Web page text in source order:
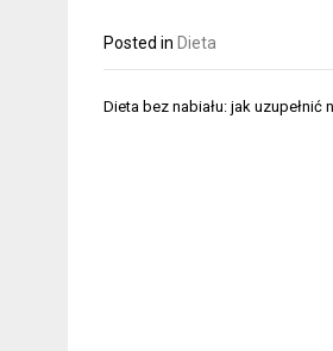
Posted in Dieta
Nawigacja
Dieta bez nabiału: jak uzupełnić